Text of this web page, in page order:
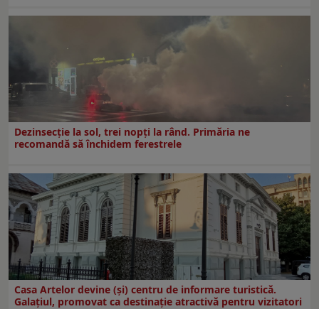
Dezinsecţie la sol, trei nopţi la rând. Primăria ne
recomandă să închidem ferestrele
Casa Artelor devine (şi) centru de informare turistică.
Galaţiul, promovat ca destinaţie atractivă pentru vizitatori